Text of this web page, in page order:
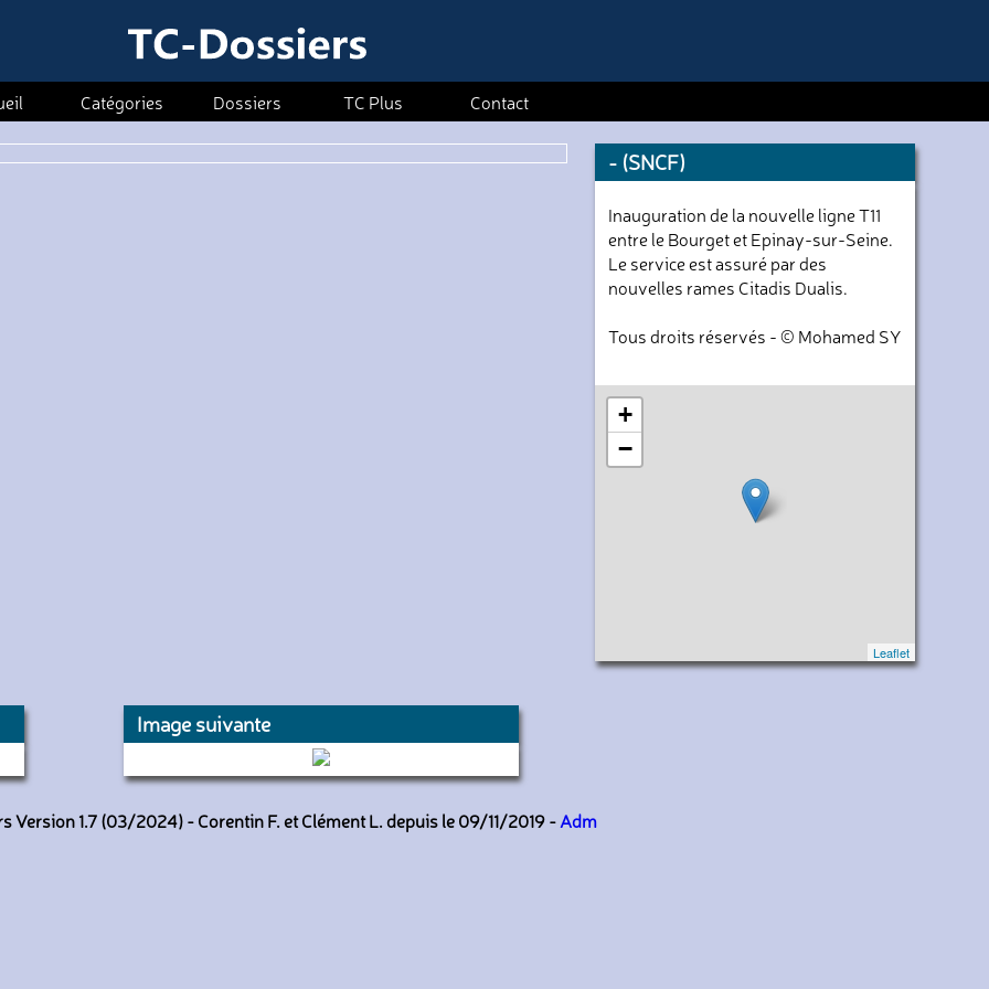
Catégories Dossiers TC Plus Contact
- (SNCF)
Inauguration de la nouvelle ligne T11
entre le Bourget et Epinay-sur-Seine.
Le service est assuré par des
nouvelles rames Citadis Dualis.
Tous droits réservés - © Mohamed SY
+
−
Leaflet
Image suivante
1003 (RATP)
Version 1.7 (03/2024) - Corentin F. et Clément L. depuis le 09/11/2019 -Adm